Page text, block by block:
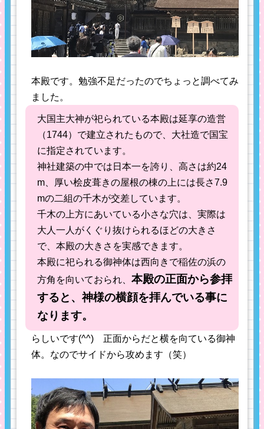
本殿です。勉強不足だったのでちょっと調べてみ
ました。
大国主大神が祀られている本殿は延享の造営
（1744）で建立されたもので、大社造で国宝
に指定されています。
神社建築の中では日本一を誇り、高さは約24
m、厚い桧皮葺きの屋根の棟の上には長さ7.9
mの二組の千木が交差しています。
千木の上方にあいている小さな穴は、実際は
大人一人がくぐり抜けられるほどの大きさ
で、本殿の大きさを実感できます。
本殿に祀られる御神体は西向きで稲佐の浜の
方角を向いておられ、 本殿の正面から参拝
すると、神様の横顔を拝んでいる事に
なります。
らしいです(^^) 正面からだと横を向ている御神
体。なのでサイドから攻めます（笑）